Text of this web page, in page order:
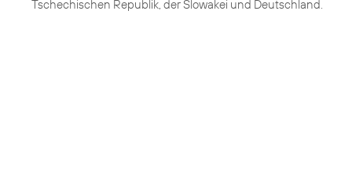
Tschechischen Republik, der Slowakei und Deutschland.